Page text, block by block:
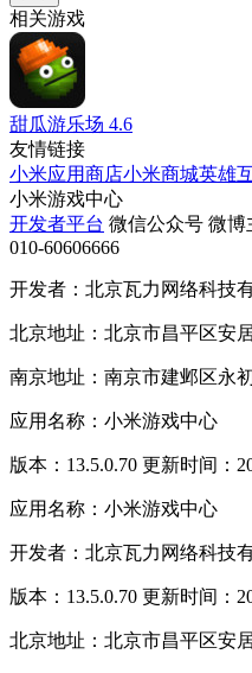
相关游戏
甜瓜游乐场 4.6
友情链接
小米应用商店小米商城英雄
小米游戏中心
开发者平台 微信公众号 微博
010-60606666
开发者：北京瓦力网络科技
北京地址：北京市昌平区安
南京地址：南京市建邺区永
应用名称：小米游戏中心
版本：13.5.0.70 更新时间：
应用名称：小米游戏中心
开发者：北京瓦力网络科技
版本：13.5.0.70 更新时间：
北京地址：北京市昌平区安